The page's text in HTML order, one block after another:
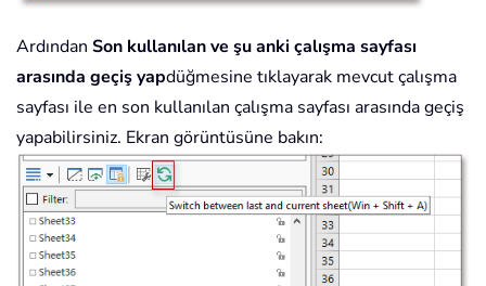
Ardından Son kullanılan ve şu anki çalışma sayfası
arasında geçiş yapdüğmesine tıklayarak mevcut çalışma
sayfası ile en son kullanılan çalışma sayfası arasında geçiş
yapabilirsiniz. Ekran görüntüsüne bakın: